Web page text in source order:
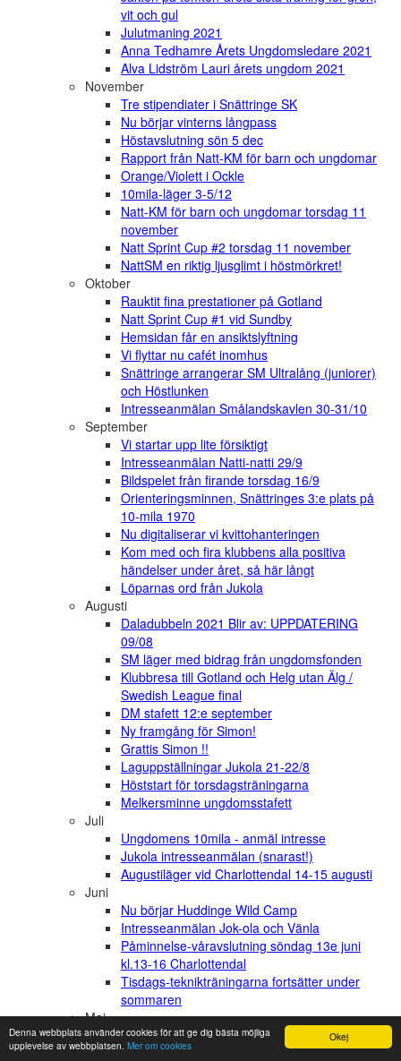
Okej
Denna webbplats använder cookies för att ge dig bästa möjliga
upplevelse av webbplatsen. Mer om cookies
vit och gul
Julutmaning 2021
Anna Tedhamre Årets Ungdomsledare 2021
Alva Lidström Lauri årets ungdom 2021
November
Tre stipendiater i Snättringe SK
Nu börjar vinterns långpass
Höstavslutning sön 5 dec
Rapport från Natt-KM för barn och ungdomar
Orange/Violett i Ockle
10mila-läger 3-5/12
Natt-KM för barn och ungdomar torsdag 11
november
Natt Sprint Cup #2 torsdag 11 november
NattSM en riktig ljusglimt i höstmörkret!
Oktober
Rauktit fina prestationer på Gotland
Natt Sprint Cup #1 vid Sundby
Hemsidan får en ansiktslyftning
Vi flyttar nu cafét inomhus
Snättringe arrangerar SM Ultralång (juniorer)
och Höstlunken
Intresseanmälan Smålandskavlen 30-31/10
September
Vi startar upp lite försiktigt
Intresseanmälan Natti-natti 29/9
Bildspelet från firande torsdag 16/9
Orienteringsminnen, Snättringes 3:e plats på
10-mila 1970
Nu digitaliserar vi kvittohanteringen
Kom med och fira klubbens alla positiva
händelser under året, så här långt
Löparnas ord från Jukola
Augusti
Daladubbeln 2021 Blir av: UPPDATERING
09/08
SM läger med bidrag från ungdomsfonden
Klubbresa till Gotland och Helg utan Älg /
Swedish League final
DM stafett 12:e september
Ny framgång för Simon!
Grattis Simon !!
Laguppställningar Jukola 21-22/8
Höststart för torsdagsträningarna
Melkersminne ungdomsstafett
Juli
Ungdomens 10mila - anmäl intresse
Jukola intresseanmälan (snarast!)
Augustiläger vid Charlottendal 14-15 augusti
Juni
Nu börjar Huddinge Wild Camp
Intresseanmälan Jok-ola och Vänla
Påminnelse-våravslutning söndag 13e juni
kl.13-16 Charlottendal
Tisdags-teknikträningarna fortsätter under
sommaren
Maj
SSK goes Idre
En spetta i blötaste laget